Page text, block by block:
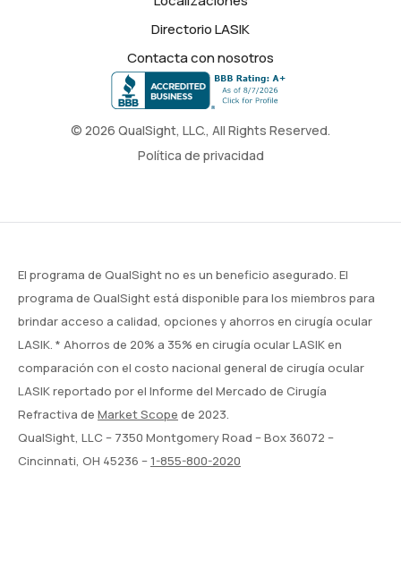
© 2026 QualSight, LLC., All Rights Reserved.
Política de privacidad
Directorio LASIK
Contacta con nosotros
El programa de QualSight no es un beneficio asegurado. El
programa de QualSight está disponible para los miembros para
brindar acceso a calidad, opciones y ahorros en cirugía ocular
LASIK. * Ahorros de 20% a 35% en cirugía ocular LASIK en
comparación con el costo nacional general de cirugía ocular
LASIK reportado por el Informe del Mercado de Cirugía
Refractiva de Market Scope de 2023.
QualSight, LLC – 7350 Montgomery Road – Box 36072 –
Cincinnati, OH 45236 –1-855-800-2020